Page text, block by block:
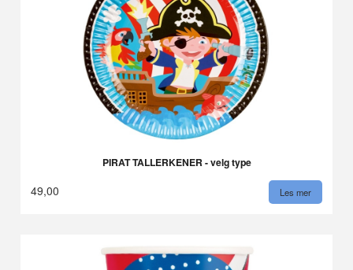
PIRAT TALLERKENER - velg type
49,00 Les mer